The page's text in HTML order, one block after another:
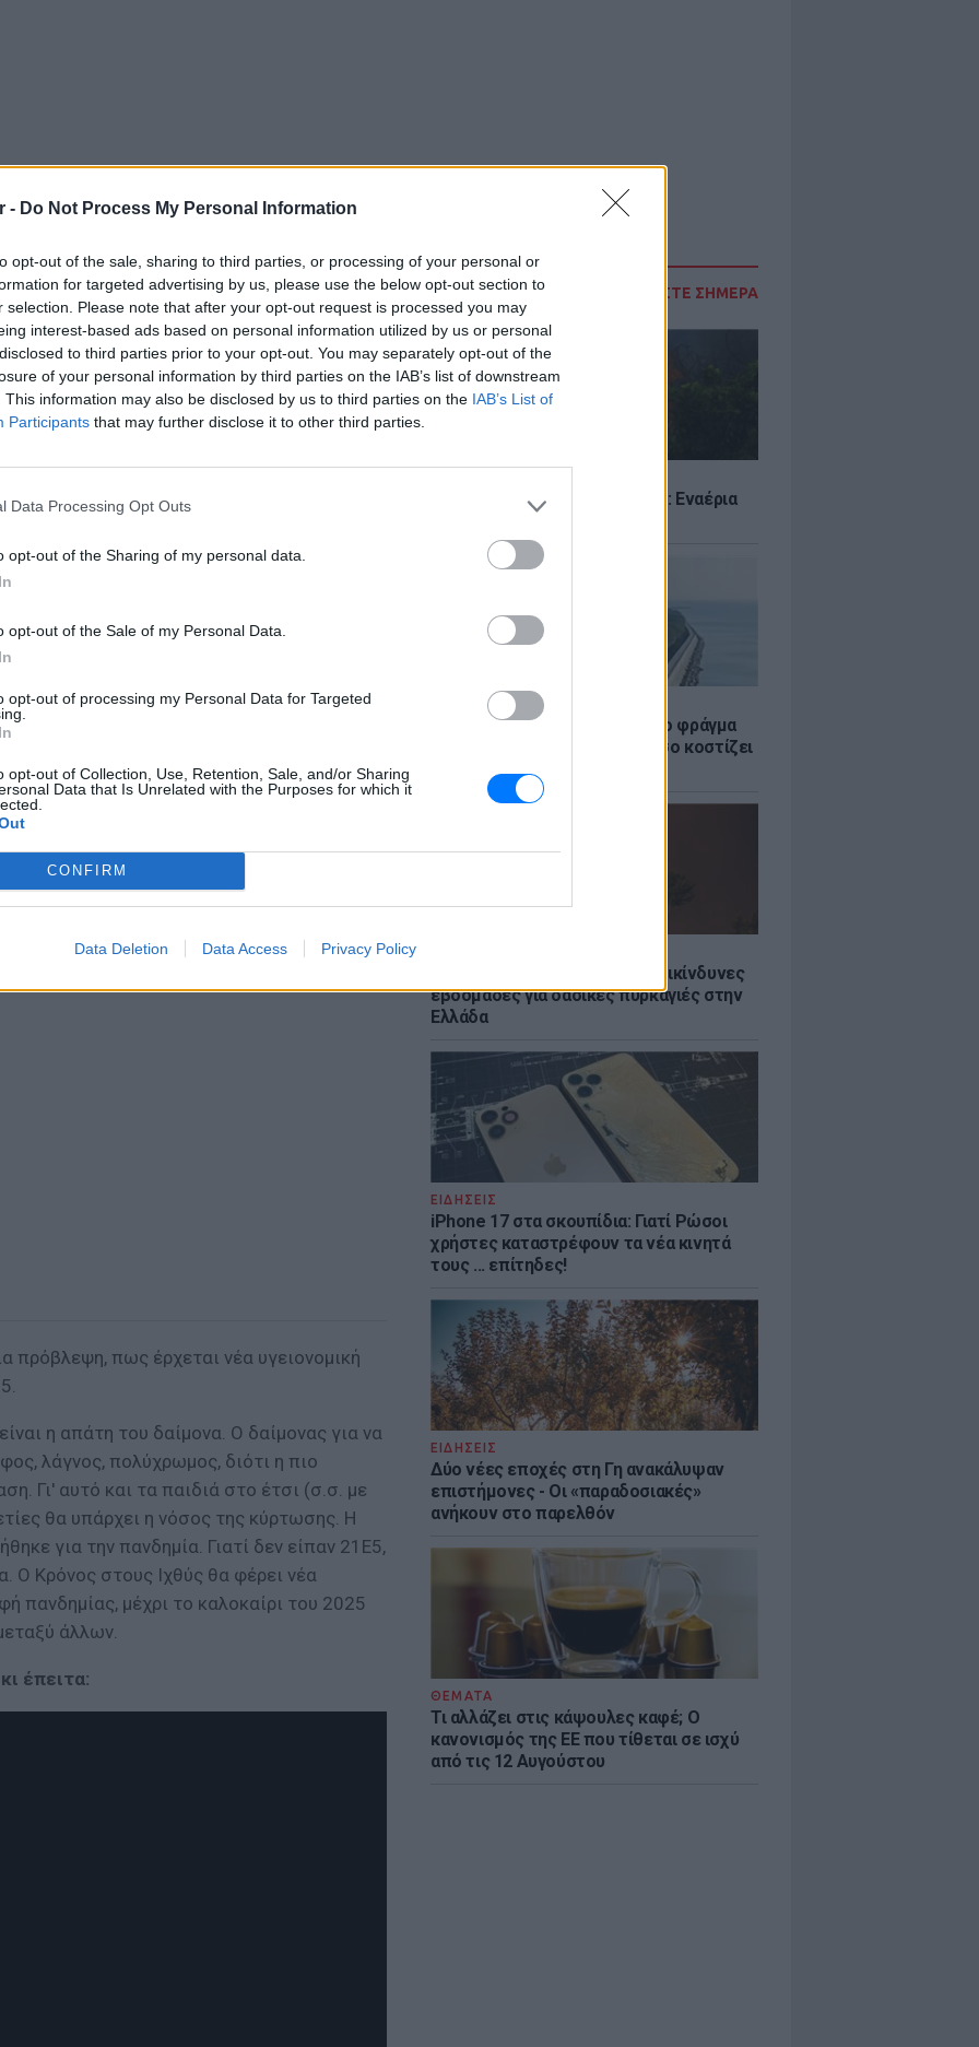
- Do Not Process My Personal Information
opt-out of the sale, sharing to third parties, or processing of your personal or
for targeted advertising by us, please use the below opt-out section to
selection. Please note that after your opt-out request is processed you may
interest-based ads based on personal information utilized by us or personal
to third parties prior to your opt-out. You may separately opt-out of the
of your personal information by third parties on the IAB’s list of downstream
This information may also be disclosed by us to third parties on the IAB’s List of
Participants that may further disclose it to other third parties.
Data Processing Opt Outs
opt-out of the Sharing of my personal data.
opt-out of the Sale of my Personal Data.
opt-out of processing my Personal Data for Targeted
opt-out of Collection, Use, Retention, Sale, and/or Sharing
Data that Is Unrelated with the Purposes for which it
CONFIRM
Data Deletion Data Access Privacy Policy
ΔΙΑΒΑΣΤΕ ΣΗΜΕΡΑ
Φωτιά στην Κρήνη Φαρσάλων: Εναέρια
ΕΙΔΗΣΕΙΣ
Ποια χώρα έχτισε τσιμεντένιο φράγμα
400 χλμ. για τα τσουνάμι - Πόσο κοστίζει
και γιατί διχάζει
Meteo: Ποιες είναι οι 6 πιο επικίνδυνες
εβδομάδες για δασικές πυρκαγιές στην
Ελλάδα
ΕΙΔΗΣΕΙΣ
iPhone 17 στα σκουπίδια: Γιατί Ρώσοι
χρήστες καταστρέφουν τα νέα κινητά
τους ... επίτηδες!
ΕΙΔΗΣΕΙΣ
Δύο νέες εποχές στη Γη ανακάλυψαν
επιστήμονες - Oι «παραδοσιακές»
ανήκουν στο παρελθόν
ΘΕΜΑΤΑ
Τι αλλάζει στις κάψουλες καφέ; Ο
κανονισμός της ΕΕ που τίθεται σε ισχύ
από τις 12 Αυγούστου
του μάλλον περισσότερο για σεισμό
σεισμολόγους και μίλησε και για
Θεσσαλονίκη, στην εκδήλωση «50 χρόνια
Εναλλακτική Παιδεία - Αστροπαιδεία»,
νέα χρονιά (σ.σ. 2023) τονίζοντας μεταξύ
είναι μια μεγάλη καταστροφή. Δεν
Να πνιγούν δυο πόλεις από νερό; Μια
ένα καινούριο μνημόνιο, μέχρι τον
Διότι ταρακουνιούνται διάφορα σημεία,
και ατελείωτες κουβέντες,
εναντίον της τηλεόρασης και του
δαίμονα» και πως τα παιδιά θα έχουν
οποία «συνδέει» με την «υποδούλωση»,
το πως ονόμασαν τον κορονοϊό.
πρόβλεψη, πως έρχεται νέα υγειονομική
η απάτη του δαίμονα. Ο δαίμονας για να
λάγνος, πολύχρωμος, διότι η πιο
Γι' αυτό και τα παιδιά στο έτσι (σ.σ. με
θα υπάρχει η νόσος της κύρτωσης. Η
για την πανδημία. Γιατί δεν είπαν 21Ε5,
Ο Κρόνος στους Ιχθύς θα φέρει νέα
πανδημίας, μέχρι το καλοκαίρι του 2025
άλλων.
έπειτα: